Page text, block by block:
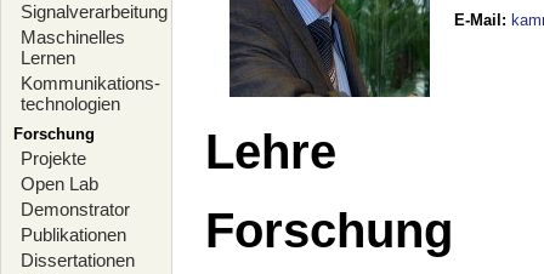
Signalverarbeitung
Maschinelles
Lernen
Kommunikations-
technologien
Forschung
Projekte
Open Lab
Demonstrator
Publikationen
Dissertationen
E-Mail :
Lehre
Forschung